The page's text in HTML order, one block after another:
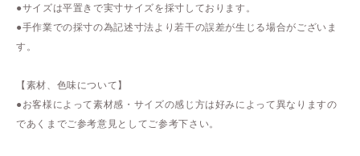
●サイズは平置きで実寸サイズを採寸しております。
●手作業での採寸の為記述寸法より若干の誤差が生じる場合がございま
す。
【素材、色味について】
●お客様によって素材感・サイズの感じ方は好みによって異なりますの
であくまでご参考意見としてご参考下さい。